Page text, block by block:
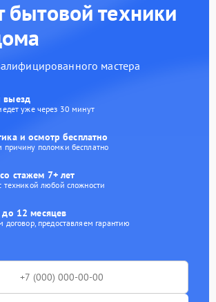
бытовой техники
мастера
уже через 30 минут
и осмотр бесплатно
причину поломки бесплатно
стажем 7+ лет
техникой любой сложности
до 12 месяцев
договор, предоставляем гарантию